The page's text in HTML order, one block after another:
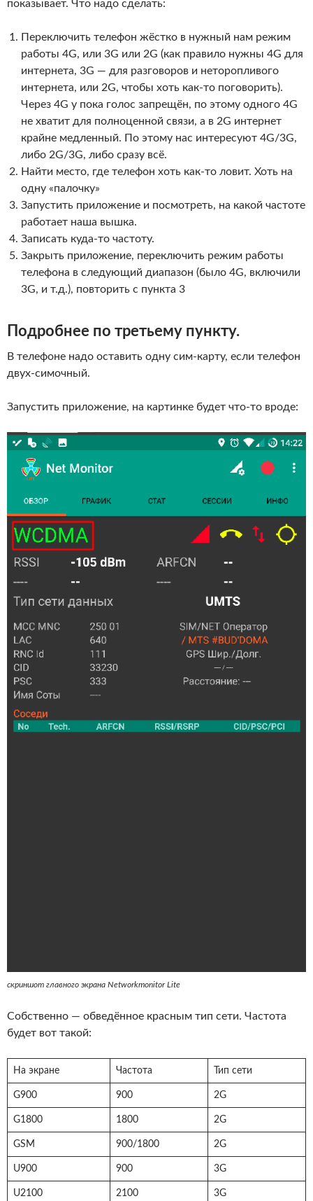
показывает. Что надо сделать:
Переключить телефон жёстко в нужный нам режим
работы 4G, или 3G или 2G (как правило нужны 4G для
интернета, 3G — для разговоров и неторопливого
интернета, или 2G, чтобы хоть как-то поговорить).
Через 4G у пока голос запрещён, по этому одного 4G
не хватит для полноценной связи, а в 2G интернет
крайне медленный. По этому нас интересуют 4G/3G,
либо 2G/3G, либо сразу всё.
Найти место, где телефон хоть как-то ловит. Хоть на
одну «палочку»
Запустить приложение и посмотреть, на какой частоте
работает наша вышка.
Записать куда-то частоту.
Закрыть приложение, переключить режим работы
телефона в следующий диапазон (было 4G, включили
3G, и т.д.), повторить с пункта 3
Подробнее по третьему пункту.
В телефоне надо оставить одну сим-карту, если телефон
двух-симочный.
Запустить приложение, на картинке будет что-то вроде:
скриншот главного экрана Networkmonitor Lite
Собственно — обведённое красным тип сети. Частота
будет вот такой:
На экране Частота Тип сети
G900 900 2G
G1800 1800 2G
GSM 900/1800 2G
U900 900 3G
U2100 2100 3G